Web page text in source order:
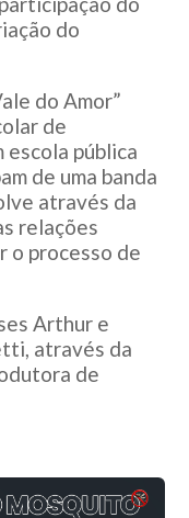
do
do Amor”
de
escola pública
de uma banda
através da
relações
o processo de
Arthur e
através da
de